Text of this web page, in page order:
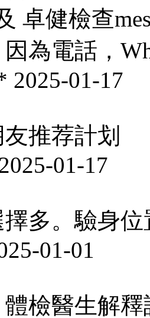
卓健檢查
為電話，
2025-01-17
推荐計划
01-17
多。驗身
01-01
檢醫生解